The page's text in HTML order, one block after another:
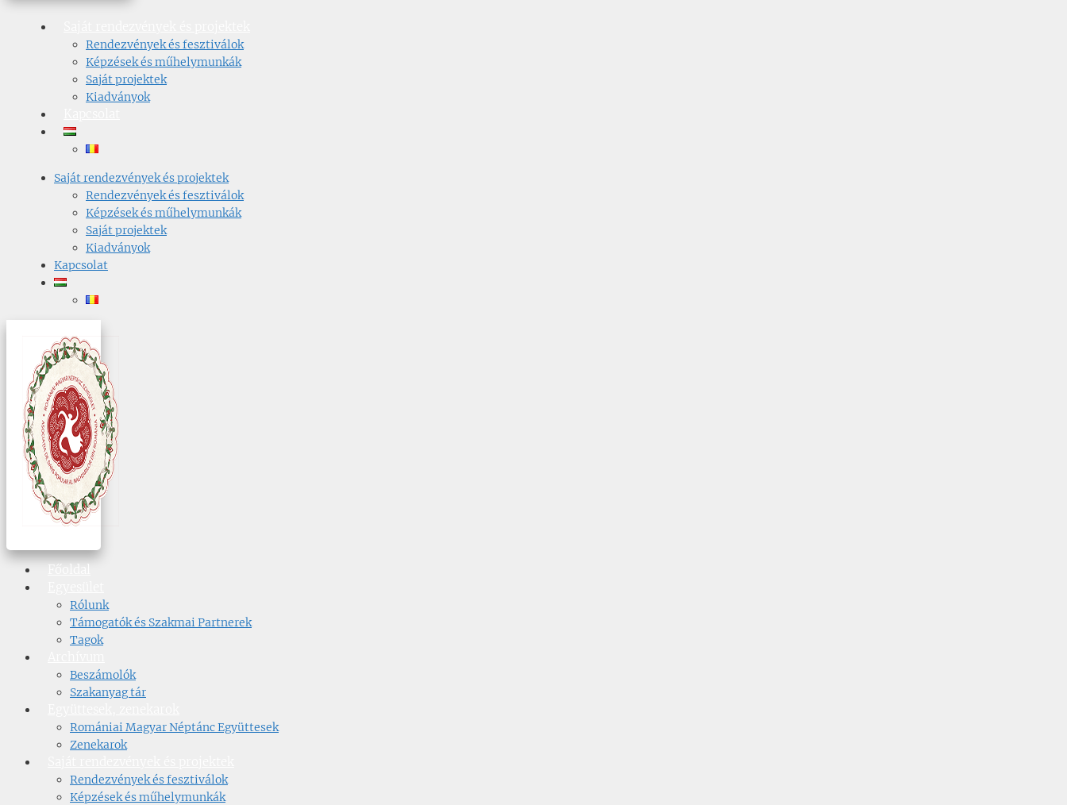
Rendezvények és fesztiválok
Képzések és műhelymunkák
Saját projektek
Kiadványok
Saját rendezvények és projektek
Rendezvények és fesztiválok
Képzések és műhelymunkák
Saját projektek
Kiadványok
Kapcsolat
Főoldal
Rólunk
Támogatók és Szakmai Partnerek
Tagok
Beszámolók
Szakanyag tár
Romániai Magyar Néptánc Együttesek
Zenekarok
Rendezvények és fesztiválok
Képzések és műhelymunkák